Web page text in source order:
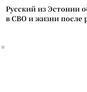
Русский из Эстонии
в СВО и жизни после